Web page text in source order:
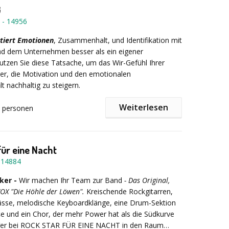
Vorkenntnisse
oder Bankett
oder länger mit uns rocken oder haben spezielle
Dann lassen Sie sich von unseren anderen
Wegmitdemchef.de inspirieren oder nehmen Sie
mit uns auf!
- 14956
Emotionen, Zusammenhalt, und Identifikation mit
dem Unternehmen besser als ein eigener
Sie diese Tatsache, um das Wir-Gefühl Ihrer
die Motivation und den emotionalen
nachhaltig zu steigern.
Hit für Ihr TeamDer Team-Song ist ein Hip-Hop-
und melodischem Refrain. Dies hat den
des Sprechgesangs auch die
Teammitglieder voll mit eingebunden werden.
personen Weiterlesen
eine Nacht
14884
- Wir machen Ihr Team zur Band - Das Original,
"Die Höhle der Löwen". Kreischende Rockgitarren,
melodische Keyboardklänge, eine Drum-Sektion
und ein Chor, der mehr Power hat als die Südkurve
bei ROCK STAR FÜR EINE NACHT in den Raum